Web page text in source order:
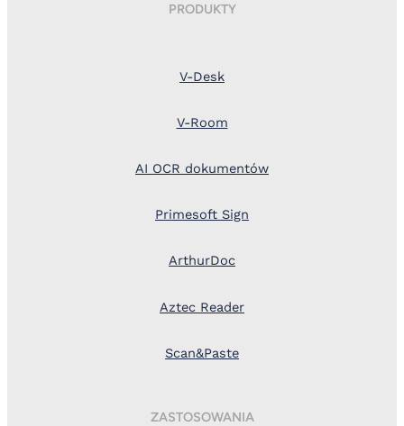
PRODUKTY
V-Desk
V-Room
AI OCR dokumentów
Primesoft Sign
ArthurDoc
Aztec Reader
Scan&Paste
ZASTOSOWANIA